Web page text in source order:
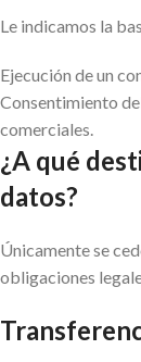
Le indicamos la
Ejecución de un
Consentimiento
comerciales.
¿A qué
datos?
Únicamente se
obligaciones